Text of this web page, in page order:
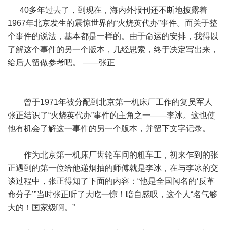
40多年过去了，到现在，海内外报刊还不断地披露着
1967年北京发生的震惊世界的“火烧英代办”事件。而关于整
个事件的说法，基本都是一样的。由于命运的安排，我得以
了解这个事件的另一个版本，几经思索，终于决定写出来，
给后人留做参考吧。 ——张正
曾于1971年被分配到北京第一机床厂工作的复员军人
张正结识了“火烧英代办”事件的主角之一——李冰。这也使
他有机会了解这一事件的另一个版本，并留下文字记录。
作为北京第一机床厂齿轮车间的粗车工，初来乍到的张
正遇到的第一位给他递烟抽的师傅就是李冰，在与李冰的交
谈过程中，张正得知了下面的内容：“他是全国闻名的‘反革
命分子’”当时张正听了大吃一惊！暗自感叹，这个人“名气够
大的！国家级啊。”